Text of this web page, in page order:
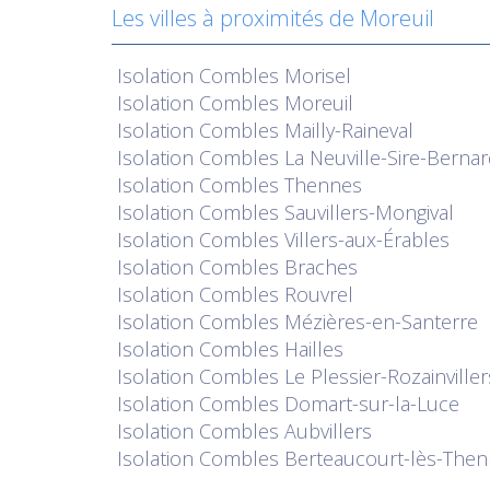
Les villes à proximités de Moreuil
Isolation Combles Morisel
Isolation Combles Moreuil
Isolation Combles Mailly-Raineval
Isolation Combles La Neuville-Sire-
Isolation Combles Thennes
Isolation Combles Sauvillers-Mongival
Isolation Combles Villers-aux-Érables
Isolation Combles Braches
Isolation Combles Rouvrel
Isolation Combles Mézières-en-Santerre
Isolation Combles Hailles
Isolation Combles Le Plessier-
Isolation Combles Domart-sur-la-Luce
Isolation Combles Aubvillers
Isolation Combles Berteaucourt-lès-